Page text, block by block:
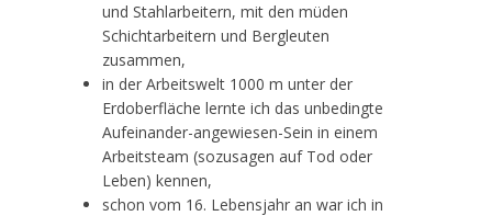
und Stahlarbeitern, mit den müden
Schichtarbeitern und Bergleuten
zusammen,
in der Arbeitswelt 1000 m unter der
Erdoberfläche lernte ich das unbedingte
Aufeinander-angewiesen-Sein in einem
Arbeitsteam (sozusagen auf Tod oder
Leben) kennen,
schon vom 16. Lebensjahr an war ich in